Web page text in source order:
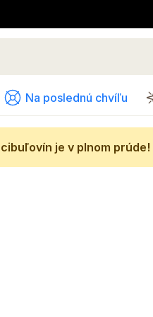
Na poslednú chvíľu
je v plnom prúde!